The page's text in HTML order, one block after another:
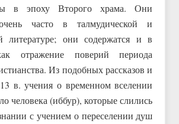
в эпоху Второго храма. Они
часто в талмудической и
литературе; они содержатся и в
отражение поверий периода
Из подобных рассказов и
в. учения о временном вселении
человека (иббур), которые слились
с учением о переселении душ